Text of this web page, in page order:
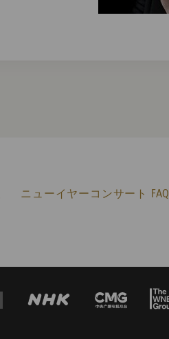
ニューイヤーコンサート FAQ